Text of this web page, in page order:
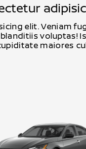
elit. Veniam
voluptas!
maiores